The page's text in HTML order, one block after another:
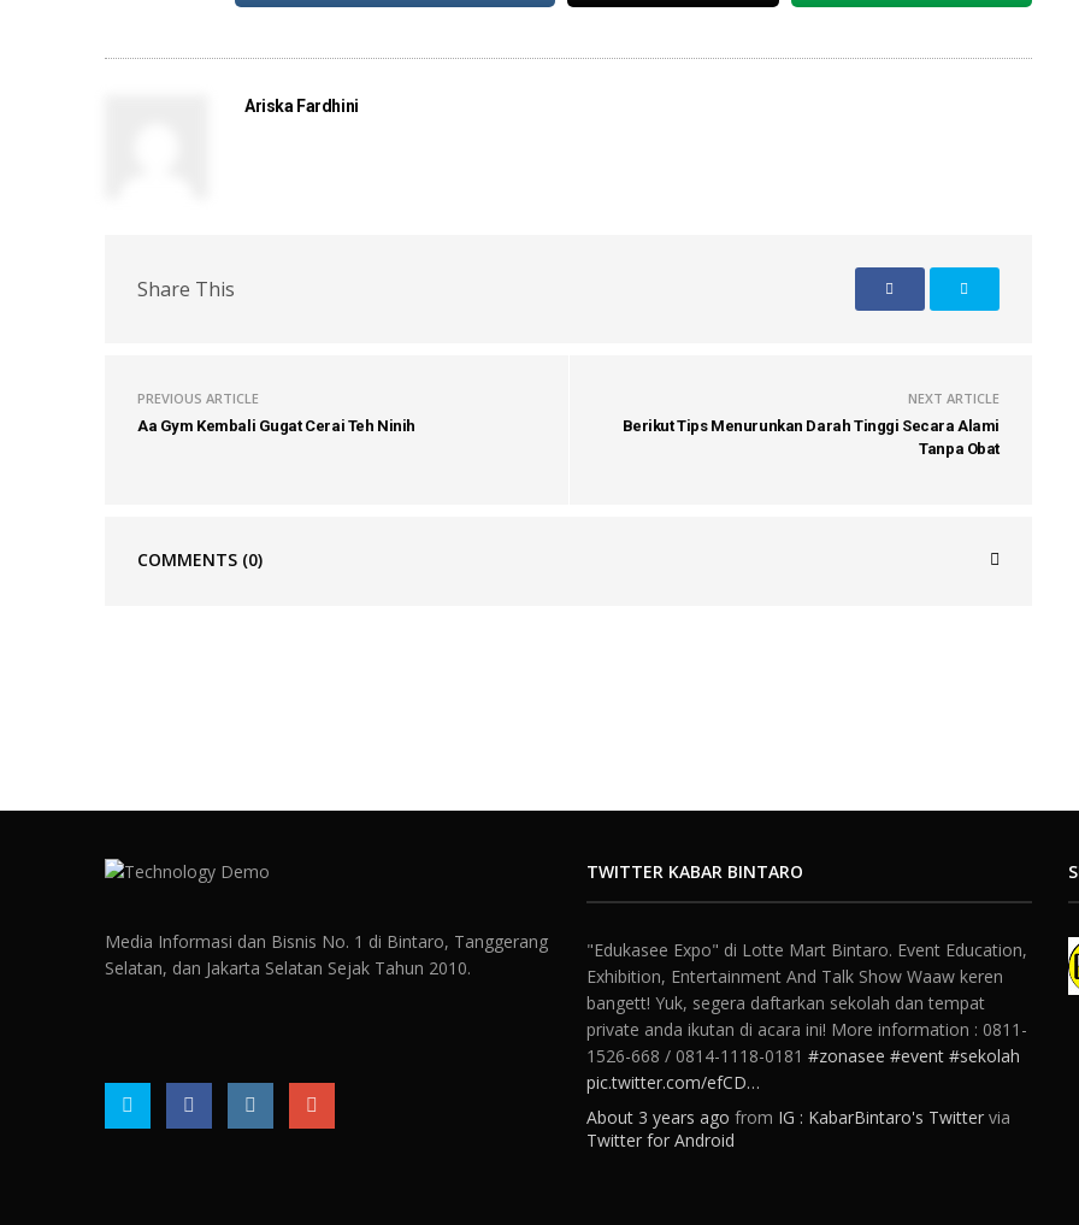
Ariska Fardhini
Share This
PREVIOUS ARTICLE
Aa Gym Kembali Gugat Cerai Teh Ninih
NEXT ARTICLE
Berikut Tips Menurunkan Darah Tinggi Secara Alami
Tanpa Obat
COMMENTS (0)
Media Informasi dan Bisnis No. 1 di Bintaro, Tanggerang
Selatan, dan Jakarta Selatan Sejak Tahun 2010.
TWITTER KABAR BINTARO
"Edukasee Expo" di Lotte Mart Bintaro. Event Education,
Exhibition, Entertainment And Talk Show Waaw keren
bangett! Yuk, segera daftarkan sekolah dan tempat
private anda ikutan di acara ini! More information : 0811-
1526-668 / 0814-1118-0181#zonasee #event #sekolah
pic.twitter.com/efCD…
About 3 years ago from IG : KabarBintaro's Twitter via
Twitter for Android